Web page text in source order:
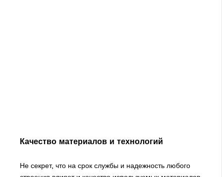
Качество материалов и технологий
Не секрет, что на срок службы и надежность любого